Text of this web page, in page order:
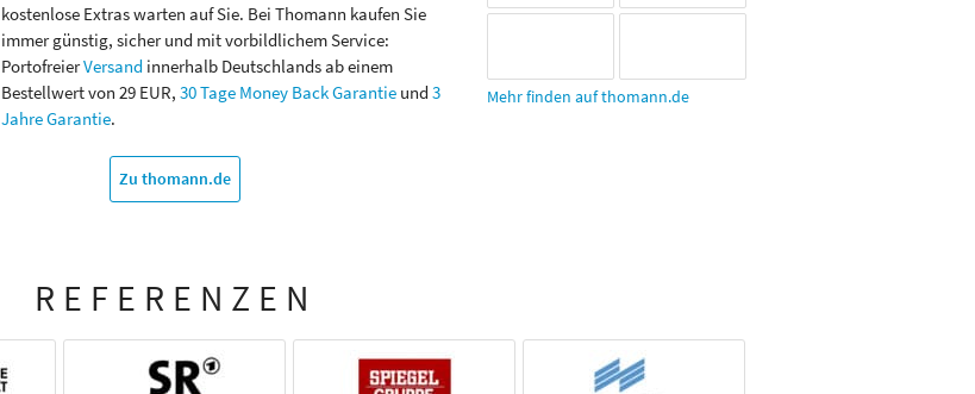
kostenlose Extras warten auf Sie. Bei Thomann kaufen Sie
immer günstig, sicher und mit vorbildlichem Service:
PortofreierVersand innerhalb Deutschlands ab einem
Bestellwert von 29 EUR, 30 Tage Money Back Garantie und 3
Jahre Garantie.
Mehr finden auf thomann.de
Zu thomann.de
REFERENZEN